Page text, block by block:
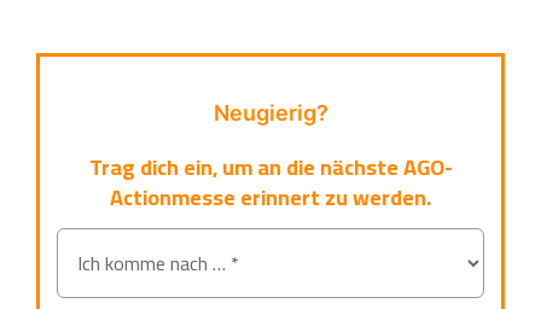
Neugierig?
Trag dich ein, um an die nächste AGO-
Actionmesse erinnert zu werden.